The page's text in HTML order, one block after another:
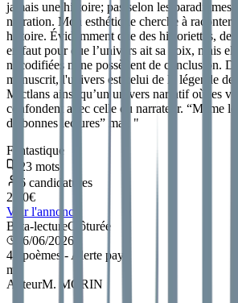
jamais une histoire; pas selon les paradigmes
narration. Mon esthétique cherche à raconter
histoire. Évidemment que des historiettes,
en faut pour que l’univers ait sa voix, mais
ni codifiées ni ne possèdent de conclusion.
manuscrit, l'univers est celui de la légende
Mictlans ainsi qu’un univers narratif où les
confondent avec celle du narrateur. “Même
de bonnes lectures” max "
Fantastique
23 mots
6 candidatures
2.50€
Voir l'annonce
Bêta-lectureClôturée
06/06/2026
44 poèmes - Alerte payx
m
AuteurM. MORIN